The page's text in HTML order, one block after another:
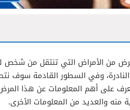
من الأمراض التي تنتقل من
النادرة، وفي السطور القادمة سوف
على أهم المعلومات عن هذا
منه والعديد من المعلومات الأخرى.